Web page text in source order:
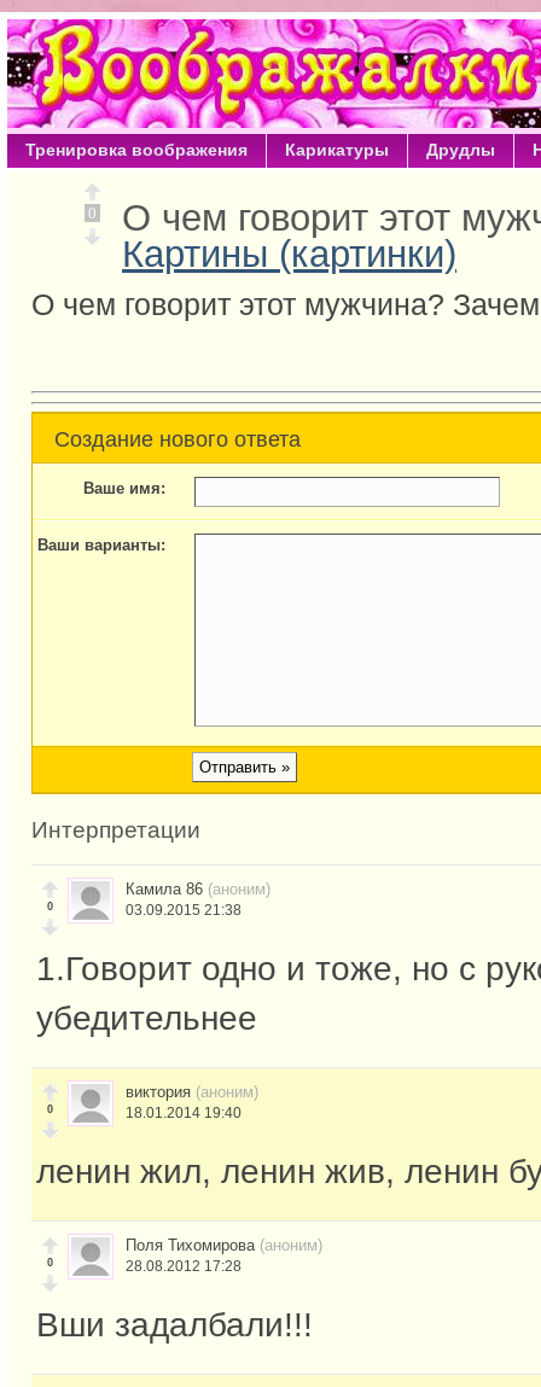
Тренировка воображения Карикатуры Друдлы
0
О чем говорит этот
Картины (картинки)
О чем говорит этот мужчина?
Создание нового ответа
Ваше имя:
Ваши варианты:
Интерпретации
0
Камила 86 (аноним)
03.09.2015 21:38
1.Говорит одно и тоже, но с
убедительнее
0
виктория (аноним)
18.01.2014 19:40
ленин жил, ленин жив, ленин
0
Поля Тихомирова (аноним)
28.08.2012 17:28
Вши задалбали!!!